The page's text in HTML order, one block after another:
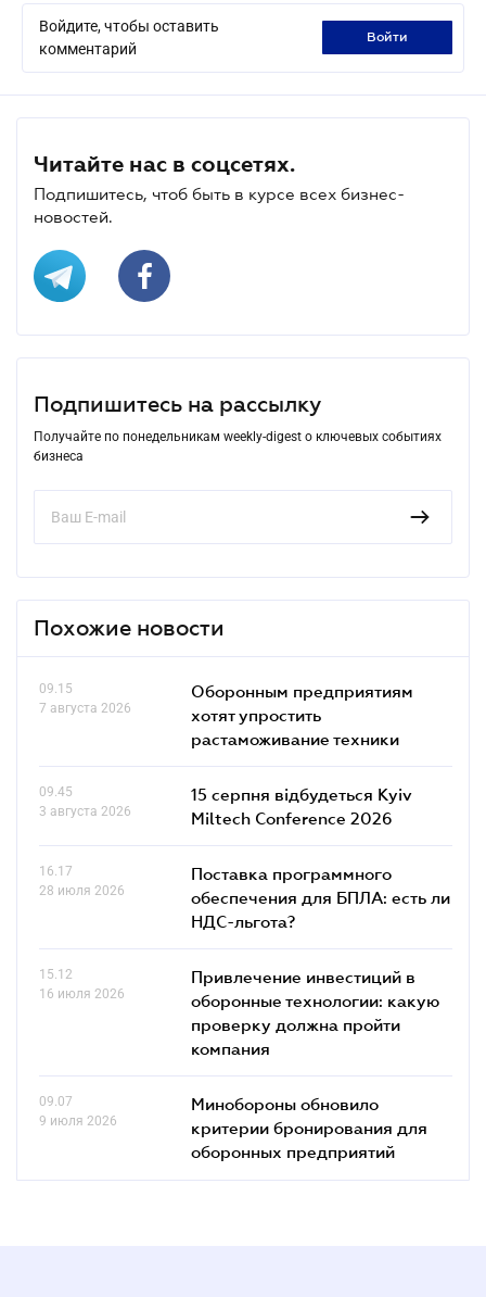
Войдите, чтобы оставить
комментарий
войти
Читайте нас в соцсетях.
Подпишитесь, чтоб быть в курсе всех бизнес-
новостей.
Подпишитесь на рассылку
Получайте по понедельникам weekly-digest о ключевых событиях
бизнеса
Похожие новости
09.15
7 августа 2026
Оборонным предприятиям
хотят упростить
растаможивание техники
09.45
3 августа 2026
15 серпня відбудеться Kyiv
Miltech Conference 2026
16.17
28 июля 2026
Поставка программного
обеспечения для БПЛА: есть ли
НДС-льгота?
15.12
16 июля 2026
Привлечение инвестиций в
оборонные технологии: какую
проверку должна пройти
компания
09.07
9 июля 2026
Минобороны обновило
критерии бронирования для
оборонных предприятий